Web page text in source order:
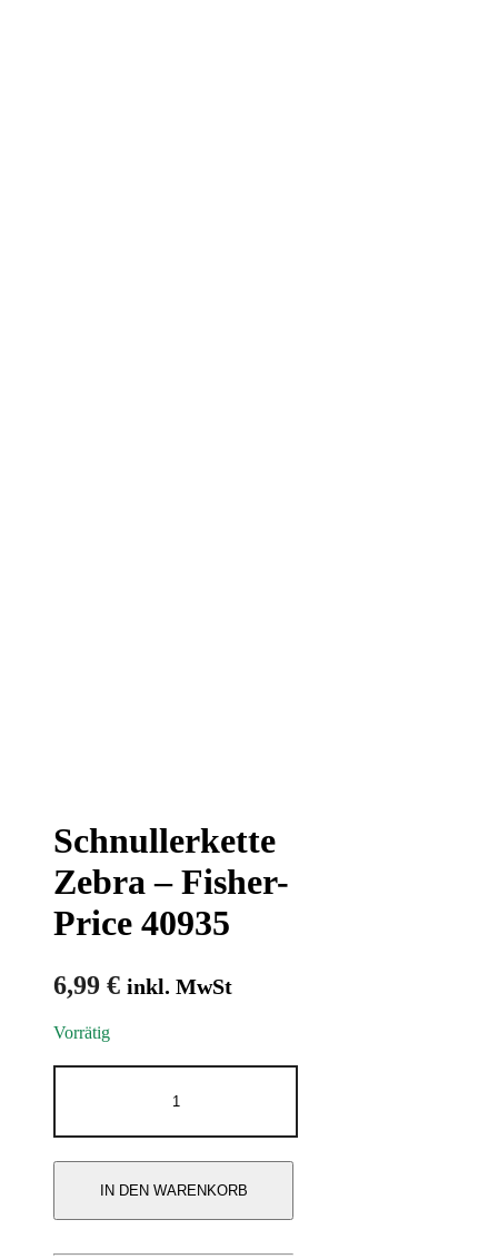
Schnullerkette
Zebra – Fisher-
Price 40935
6,99 € inkl. MwSt
Vorrätig
Zebra
Fisher-
Menge
IN DEN WARENKORB